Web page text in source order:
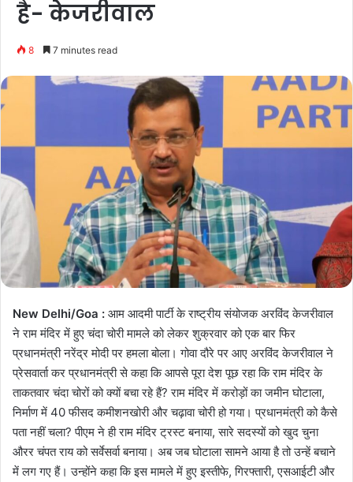
है- केजरीवाल
8 7 minutes read
New Delhi/Goa : आम आदमी पार्टी के राष्ट्रीय संयोजक अरविंद केजरीवाल
ने राम मंदिर में हुए चंदा चोरी मामले को लेकर शुक्रवार को एक बार फिर
प्रधानमंत्री नरेंद्र मोदी पर हमला बोला। गोवा दौरे पर आए अरविंद केजरीवाल ने
प्रेसवार्ता कर प्रधानमंत्री से कहा कि आपसे पूरा देश पूछ रहा कि राम मंदिर के
ताकतवार चंदा चोरों को क्यों बचा रहे हैं? राम मंदिर में करोड़ों का जमीन घोटाला,
निर्माण में 40 फीसद कमीशनखोरी और चढ़ावा चोरी हो गया। प्रधानमंत्री को कैसे
पता नहीं चला? पीएम ने ही राम मंदिर ट्रस्ट बनाया, सारे सदस्यों को खुद चुना
औरर चंपत राय को सर्वेसर्वा बनाया। अब जब घोटाला सामने आया है तो उन्हें बचाने
में लग गए हैं। उन्होंने कहा कि इस मामले में हुए इस्तीफे, गिरफ्तारी, एसआईटी और